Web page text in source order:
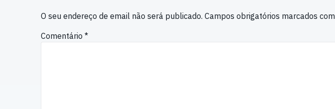
O seu endereço de email não será publicado. Campos obrigatórios marcados com
Comentário *